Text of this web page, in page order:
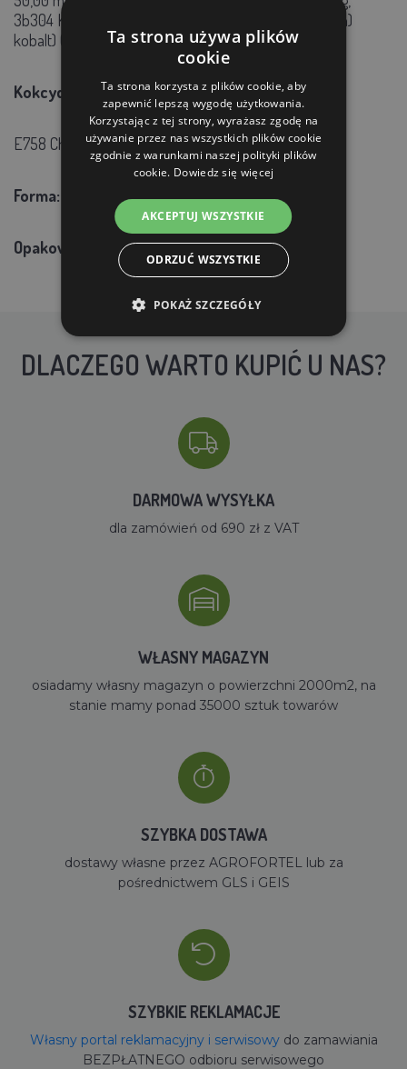
3b304 Kobalt-Co (powlekany granulowany bis(węglan)
kobalt) 0,20 mg/kg.
Kokcydiostatyki i histomonostatyki:
E758 Chlorowodorek robenidyny 65,00 mg/kg
Forma: granulki - 3,2 mm
Opakowanie: worek 10 kg lub 25 kg
DLACZEGO WARTO KUPIĆ U NAS?
DARMOWA WYSYŁKA
dla zamówień od 690 zł z VAT
WŁASNY MAGAZYN
osiadamy własny magazyn o powierzchni 2000m2, na
stanie mamy ponad 35000 sztuk towarów
SZYBKA DOSTAWA
dostawy własne przez AGROFORTEL lub za
pośrednictwem GLS i GEIS
SZYBKIE REKLAMACJE
Własny portal reklamacyjny i serwisowydo zamawiania
BEZPŁATNEGO odbioru serwisowego
Ta strona używa plików
cookie
Ta strona korzysta z plików cookie, aby
zapewnić lepszą wygodę użytkowania.
Korzystając z tej strony, wyrażasz zgodę na
używanie przez nas wszystkich plików cookie
zgodnie z warunkami naszej polityki plików
cookie. Dowiedz się więcej
AKCEPTUJ WSZYSTKIE
ODRZUĆ WSZYSTKIE
POKAŻ SZCZEGÓŁY